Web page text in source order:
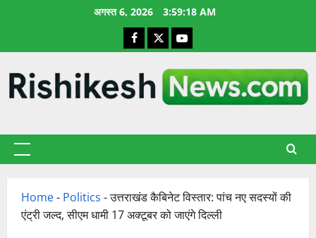
अगस्त 6, 2026 3:59:19 AM
Facebook
X YouTube
प्राथमिक
Home- Politics -उत्तराखंड कैबिनेट विस्तार: पांच नए सदस्यों की
एंट्री जल्द, सीएम धामी 17 अक्टूबर को जाएंगे दिल्ली